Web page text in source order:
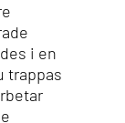
i en
trappas